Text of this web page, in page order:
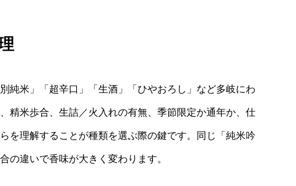
純米」「超辛口」「生酒」「ひやおろし」など多岐にわ
精米歩合、生詰／火入れの有無、季節限定か通年か、仕
を理解することが種類を選ぶ際の鍵です。同じ「純米吟
の違いで香味が大きく変わります。